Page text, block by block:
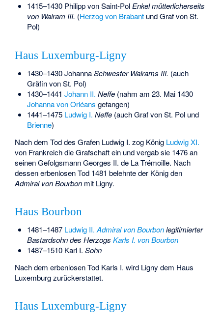
1415–1430 Philipp von Saint-Pol Enkel mütterlicherseits
von Walram III. (Herzog von Brabantund Graf von St.
Pol)
Haus Luxemburg-Ligny
1430–1430Johanna Schwester Walrams III. (auch
Gräfin von St. Pol)
1430–1441 Johann II. Neffe(nahm am 23. Mai 1430
Johanna von Orléans gefangen)
1441–1475 Ludwig I. Neffe(auch Graf von St. Pol und
Brienne)
Nach dem Tod des Grafen Ludwig I. zog König Ludwig XI.
von Frankreich die Grafschaft ein und vergab sie 1476 an
seinen GefolgsmannGeorges II. de La Trémoille. Nach
dessen erbenlosen Tod 1481 belehnte der König den
Admiral von Bourbon mit Ligny.
Haus Bourbon
1481–1487 Ludwig II.Admiral von Bourbon legitimierter
Bastardsohn des Herzogs Karls I. von Bourbon
1487–1510 Karl I. Sohn
Nach dem erbenlosen Tod Karls I. wird Ligny dem Haus
Luxemburg zurückerstattet.
Haus Luxemburg-Ligny